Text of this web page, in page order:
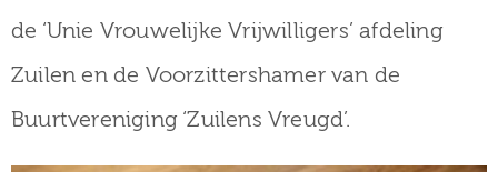
de ‘Unie Vrouwelijke Vrijwilligers’ afdeling
Zuilen en de Voorzittershamer van de
Buurtvereniging ‘Zuilens Vreugd’.